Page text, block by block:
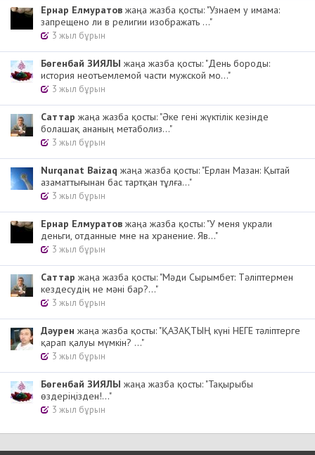
Ернар Елмуратов жаңа жазба қосты: "Узнаем у имама:
запрещено ли в религии изображать ..."
3 жыл бұрын
Бөгенбай ЗИЯЛЫ жаңа жазба қосты: "День бороды:
история неотъемлемой части мужской мо..."
3 жыл бұрын
Cаттар жаңа жазба қосты: "Әке гені жүктілік кезінде
болашақ ананың метаболиз..."
3 жыл бұрын
Nurqanat Baizaq жаңа жазба қосты: "Ерлан Мазан: Қытай
азаматтығынан бас тартқан тұлға..."
3 жыл бұрын
Ернар Елмуратов жаңа жазба қосты: "У меня украли
деньги, отданные мне на хранение. Яв..."
3 жыл бұрын
Cаттар жаңа жазба қосты: "Мәди Сырымбет: Тәліптермен
кездесудің не мәні бар?..."
3 жыл бұрын
Дәурен жаңа жазба қосты: "ҚАЗАҚТЫҢ күні НЕГЕ тәліптерге
қарап қалуы мүмкін? ..."
3 жыл бұрын
Бөгенбай ЗИЯЛЫ жаңа жазба қосты: "Тақырыбы
өздеріңізден!..."
3 жыл бұрын